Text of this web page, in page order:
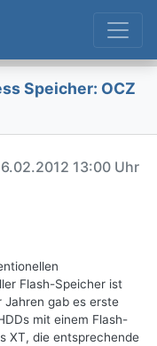
Speicher: OCZ
13:00 Uhr
Flash-Speicher ist
Jahren gab es erste
mit einem Flash-
XT, die entsprechende